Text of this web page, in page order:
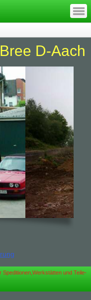
—
—
—
D-
und Teile-